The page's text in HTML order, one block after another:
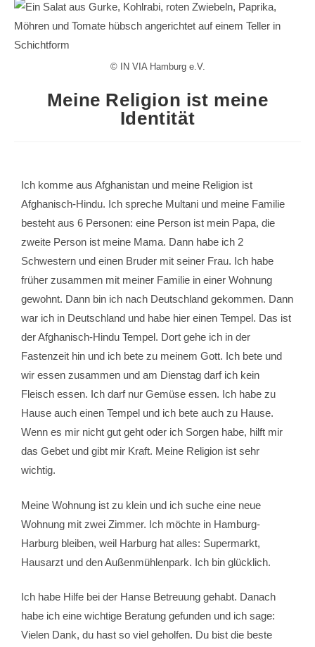
© IN VIA Hamburg e.V.
Meine Religion ist meine
Identität
Ich komme aus Afghanistan und meine Religion ist
Afghanisch-Hindu. Ich spreche Multani und meine Familie
besteht aus 6 Personen: eine Person ist mein Papa, die
zweite Person ist meine Mama. Dann habe ich 2
Schwestern und einen Bruder mit seiner Frau. Ich habe
früher zusammen mit meiner Familie in einer Wohnung
gewohnt. Dann bin ich nach Deutschland gekommen. Dann
war ich in Deutschland und habe hier einen Tempel. Das ist
der Afghanisch-Hindu Tempel. Dort gehe ich in der
Fastenzeit hin und ich bete zu meinem Gott. Ich bete und
wir essen zusammen und am Dienstag darf ich kein
Fleisch essen. Ich darf nur Gemüse essen. Ich habe zu
Hause auch einen Tempel und ich bete auch zu Hause.
Wenn es mir nicht gut geht oder ich Sorgen habe, hilft mir
das Gebet und gibt mir Kraft. Meine Religion ist sehr
wichtig.
Meine Wohnung ist zu klein und ich suche eine neue
Wohnung mit zwei Zimmer. Ich möchte in Hamburg-
Harburg bleiben, weil Harburg hat alles: Supermarkt,
Hausarzt und den Außenmühlenpark. Ich bin glücklich.
Ich habe Hilfe bei der Hanse Betreuung gehabt. Danach
habe ich eine wichtige Beratung gefunden und ich sage:
Vielen Dank, du hast so viel geholfen. Du bist die beste